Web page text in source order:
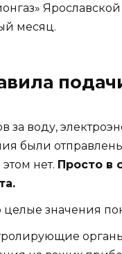
месяц.
за воду,
были
нет. Просто в
целые значения